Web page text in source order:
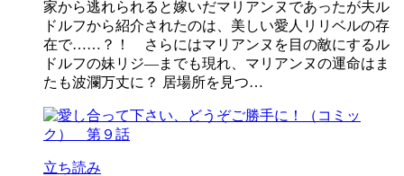
家から逃れられると嫁いだマリアンヌであったが夫ル
ドルフから紹介されたのは、美しい愛人リリベルの存
在で……？！ さらにはマリアンヌを目の敵にするル
ドルフの妹リジ―までも現れ、マリアンヌの運命はま
たも波瀾万丈に？ 居場所を見つ…
立ち読み